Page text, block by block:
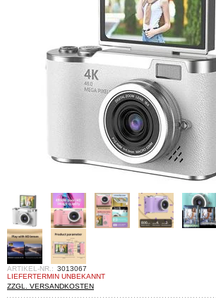
ARTIKEL-NR.: 3013067
LIEFERTERMIN UNBEKANNT
ZZGL. VERSANDKOSTEN